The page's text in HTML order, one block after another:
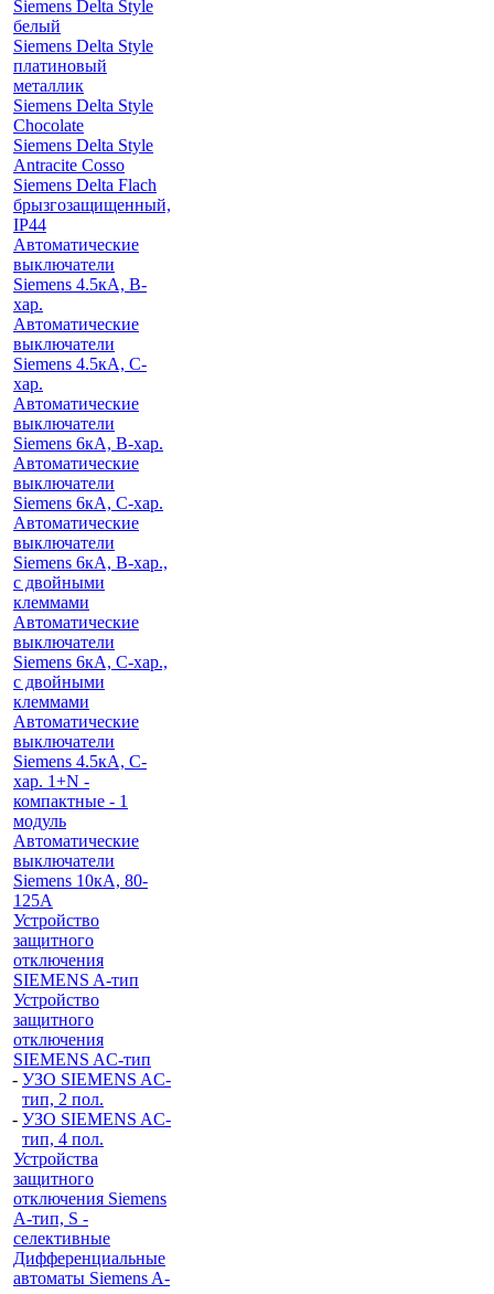
Siemens Delta Style
белый
Siemens Delta Style
платиновый
металлик
Siemens Delta Style
Chocolate
Siemens Delta Style
Antracite Cosso
Siemens Delta Flach
брызгозащищенный,
IP44
Автоматические
выключатели
Siemens 4.5кА, B-
хар.
Автоматические
выключатели
Siemens 4.5кА, C-
хар.
Автоматические
выключатели
Siemens 6кА, B-хар.
Автоматические
выключатели
Siemens 6кА, С-хар.
Автоматические
выключатели
Siemens 6кА, B-хар.,
с двойными
клеммами
Автоматические
выключатели
Siemens 6кА, C-хар.,
с двойными
клеммами
Автоматические
выключатели
Siemens 4.5кА, C-
хар. 1+N -
компактные - 1
модуль
Автоматические
выключатели
Siemens 10кА, 80-
125A
Устройство
защитного
отключения
SIEMENS A-тип
Устройство
защитного
отключения
SIEMENS AС-тип
- УЗО SIEMENS AС-
тип, 2 пол.
- УЗО SIEMENS AС-
тип, 4 пол.
Устройства
защитного
отключения Siemens
A-тип, S -
селективные
Дифференциальные
автоматы Siemens A-